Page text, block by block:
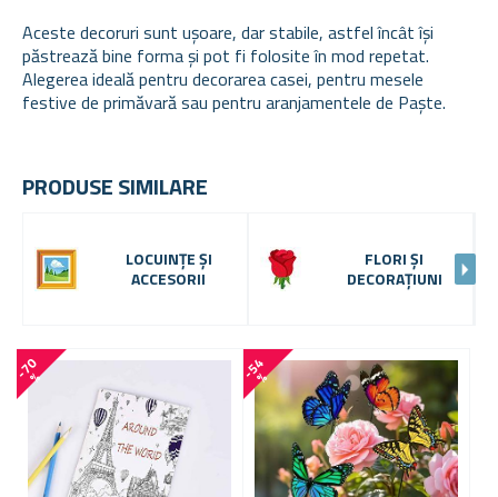
Aceste decoruri sunt ușoare, dar stabile, astfel încât își
păstrează bine forma și pot fi folosite în mod repetat.
Alegerea ideală pentru decorarea casei, pentru mesele
festive de primăvară sau pentru aranjamentele de Paște.
PRODUSE SIMILARE
LOCUINȚE ȘI
ACCESORII
FLORI ȘI
DECORAȚIUNI
-
7
0
% -
5
4
%